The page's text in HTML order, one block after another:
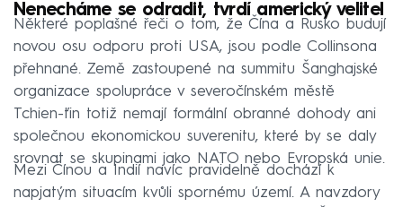
Nenecháme se odradit, tvrdí americký velitel
Některé poplašné řeči o tom, že Čína a Rusko budují
novou osu odporu proti USA, jsou podle Collinsona
přehnané. Země zastoupené na summitu Šanghajské
organizace spolupráce v severočínském městě
Tchien-ťin totiž nemají formální obranné dohody ani
společnou ekonomickou suverenitu, které by se daly
srovnat se skupinami jako NATO nebo Evropská unie.
Mezi Čínou a Indií navíc pravidelně dochází k
napjatým situacím kvůli spornému území. A navzdory